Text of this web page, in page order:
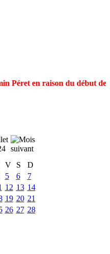
Péret en raison du début
V S
D
5 6
7
12 13 14
19 20 21
26 27 28